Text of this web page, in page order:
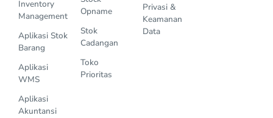
Inventory
Management
Aplikasi Stok
Barang
Aplikasi
WMS
Aplikasi
Akuntansi
Opname
Stok
Cadangan
Toko
Prioritas
Privasi &
Keamanan
Data